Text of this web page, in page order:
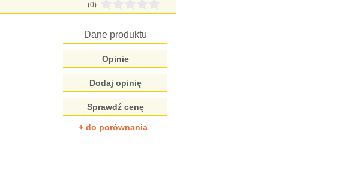
(0)
Dane produktu
Opinie
Dodaj opinię
Sprawdź cenę
+ do porównania